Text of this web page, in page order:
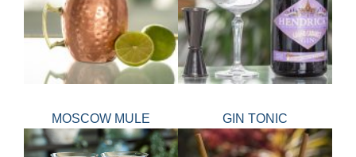
MOSCOW MULE GIN TONIC